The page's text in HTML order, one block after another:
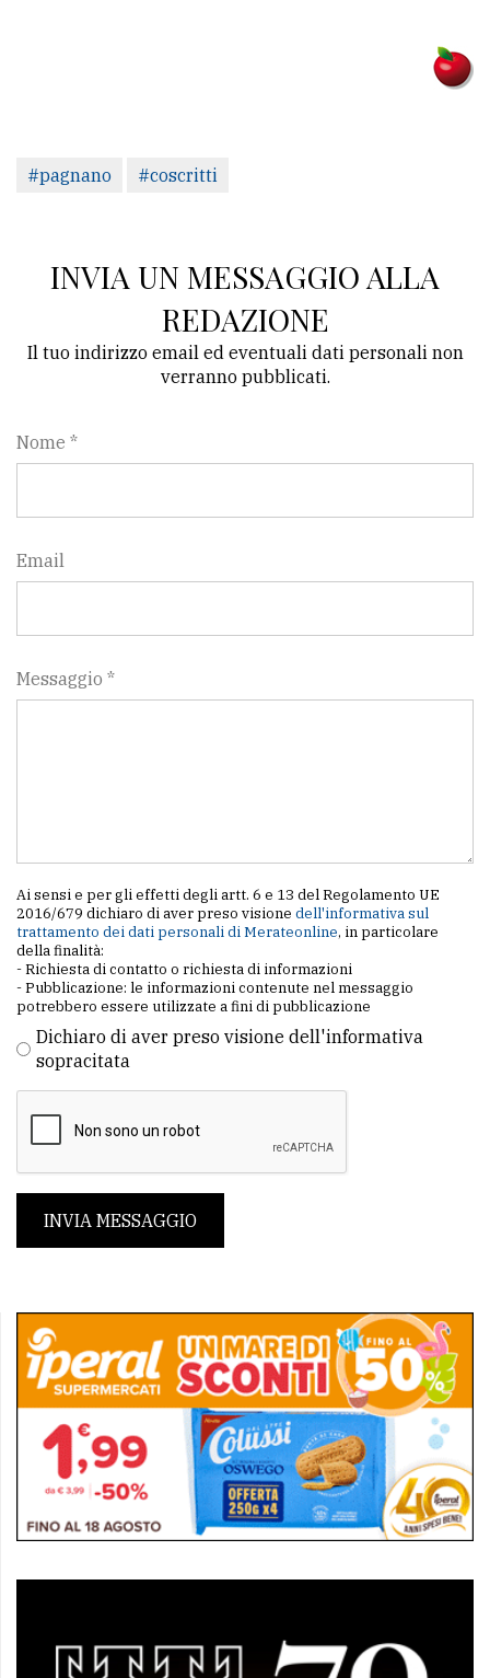
Cookie
#pagnano #coscritti
INVIA UN MESSAGGIO ALLA
REDAZIONE
Il tuo indirizzo email ed eventuali dati personali non
verranno pubblicati.
Nome *
Email
Messaggio *
Ai sensi e per gli effetti degli artt. 6 e 13 del Regolamento UE
2016/679 dichiaro di aver preso visione dell'informativa sul
trattamento dei dati personali di Merateonline, in particolare
della finalità:
- Richiesta di contatto o richiesta di informazioni
- Pubblicazione: le informazioni contenute nel messaggio
potrebbero essere utilizzate a fini di pubblicazione
Dichiaro di aver preso visione dell'informativa
sopracitata
INVIA MESSAGGIO